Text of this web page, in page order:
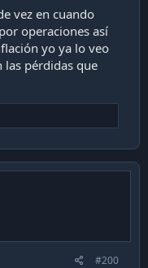
que invertir en
gastos que
vez en cuando
operaciones así
yo ya lo veo
las pérdidas que
#200